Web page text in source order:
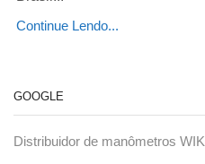
Continue Lendo...
GOOGLE
Distribuidor de manômetros